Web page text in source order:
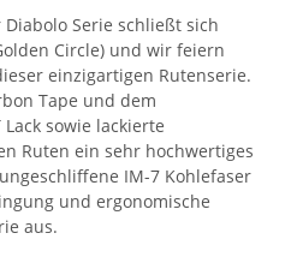
Serie schließt sich
Circle) und wir feiern
einzigartigen Rutenserie.
Tape und dem
Lack sowie lackierte
Ruten ein sehr hochwertiges
IM-7 Kohlefaser
und ergonomische
aus.